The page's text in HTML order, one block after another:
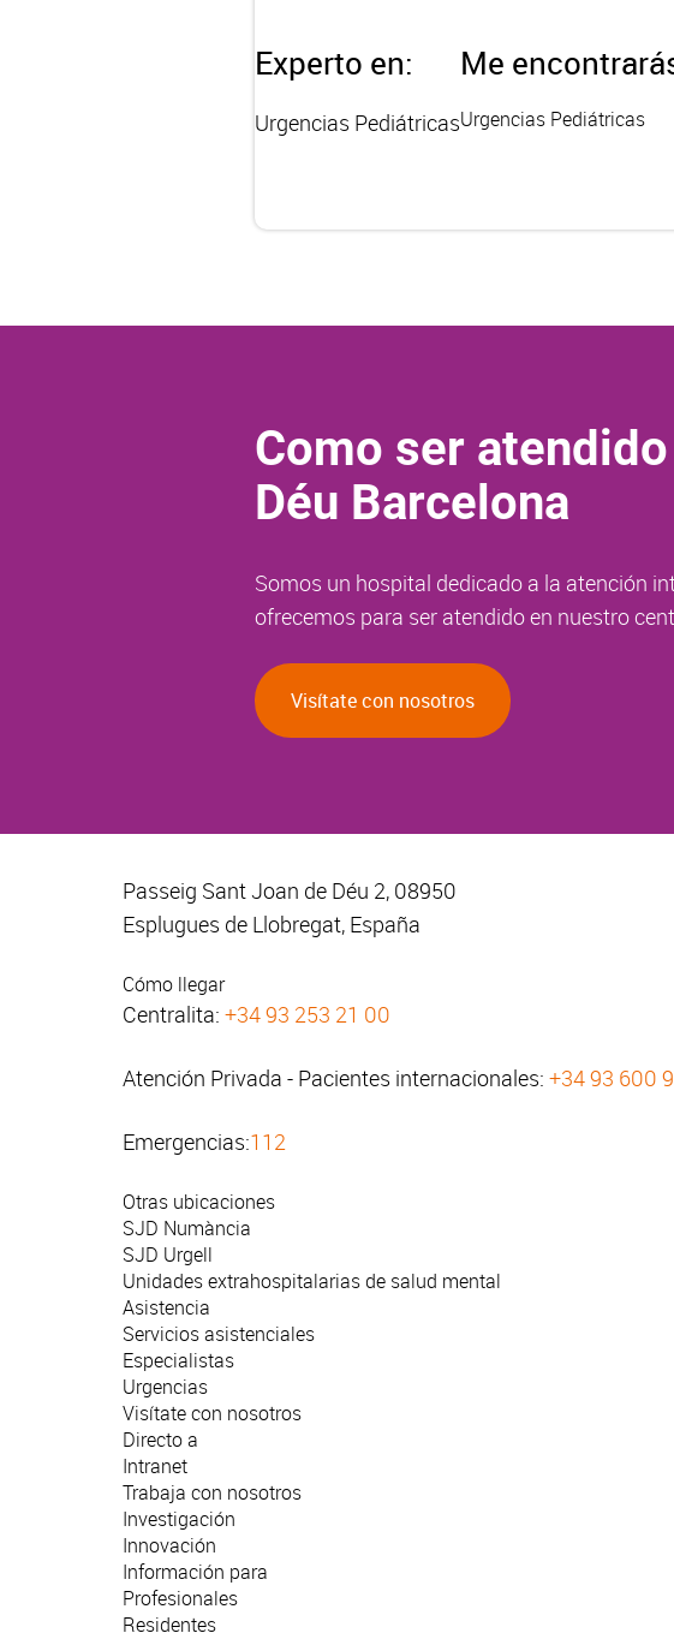
Experto en:
Urgencias Pediátricas
Me
Urgencias Pediátricas
Como ser
Déu Barcelona
Somos un hospital dedicado a la atención
ofrecemos para ser atendido en nuestro
Visítate con nosotros
Passeig Sant Joan de Déu 2, 08950
Esplugues de Llobregat, España
Cómo llegar
Centralita: +34 93 253 21 00
Atención Privada - Pacientes internacionales: +34 93 600
Emergencias:112
Otras ubicaciones
SJD Numància
SJD Urgell
Unidades extrahospitalarias de salud mental
Asistencia
Servicios asistenciales
Especialistas
Urgencias
Visítate con nosotros
Directo a
Intranet
Trabaja con nosotros
Investigación
Innovación
Información para
Profesionales
Residentes